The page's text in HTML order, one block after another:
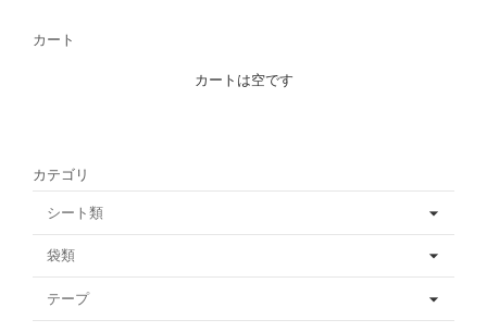
カート
カートは空です
カテゴリ
シート類
袋類
テープ